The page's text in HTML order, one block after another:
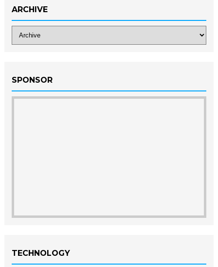
ARCHIVE
SPONSOR
TECHNOLOGY